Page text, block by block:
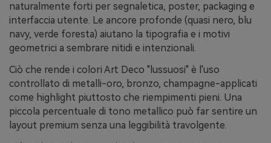
naturalmente forti per segnaletica, poster, packaging e
interfaccia utente. Le ancore profonde (quasi nero, blu
navy, verde foresta) aiutano la tipografia e i motivi
geometrici a sembrare nitidi e intenzionali.
Ciò che rende i colori Art Deco "lussuosi" è l'uso
controllato di metalli-oro, bronzo, champagne-applicati
come highlight piuttosto che riempimenti pieni. Una
piccola percentuale di tono metallico può far sentire un
layout premium senza una leggibilità travolgente.